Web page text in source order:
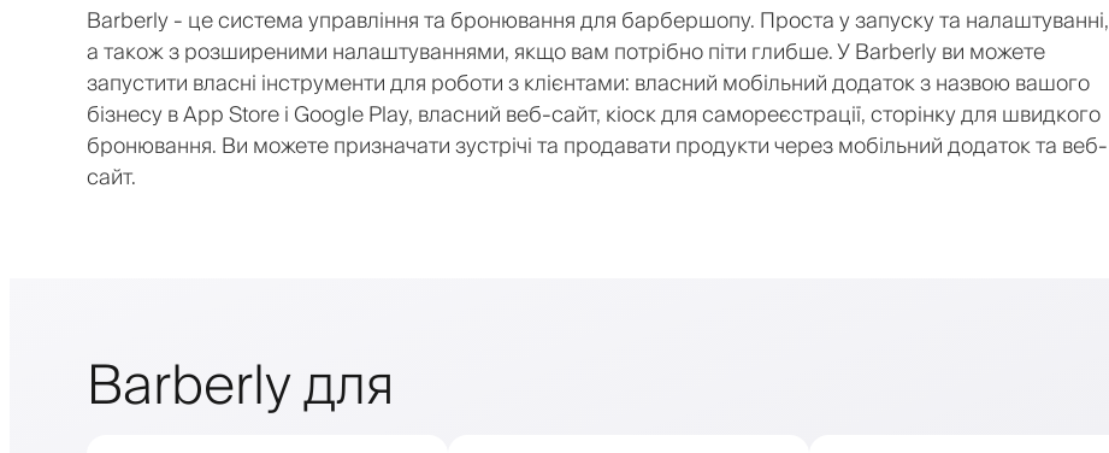
Barberly - це система управління та бронювання для барбершопу. Проста у запуску та налаштуванні,
а також з розширеними налаштуваннями, якщо вам потрібно піти глибше. У Barberly ви можете
запустити власні інструменти для роботи з клієнтами: власний мобільний додаток з назвою вашого
бізнесу в App Store і Google Play, власний веб-сайт, кіоск для самореєстрації, сторінку для швидкого
бронювання. Ви можете призначати зустрічі та продавати продукти через мобільний додаток та веб-
сайт.
Barberly для